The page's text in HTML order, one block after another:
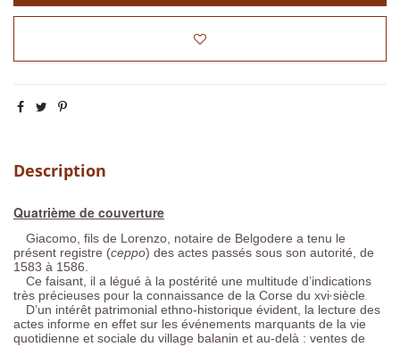
Description
Quatrième de couverture
Giacomo, fils de Lorenzo, notaire de Belgodere a tenu le
présent registre (ceppo) des actes passés sous son autorité, de
1583 à 1586.
Ce faisant, il a légué à la postérité une multitude d’indications
très précieuses pour la connaissance de la Corse du xviesiècle
D’un intérêt patrimonial ethno-historique évident, la lecture des
actes informe en effet sur les événements marquants de la vie
quotidienne et sociale du village balanin et au-delà : ventes de